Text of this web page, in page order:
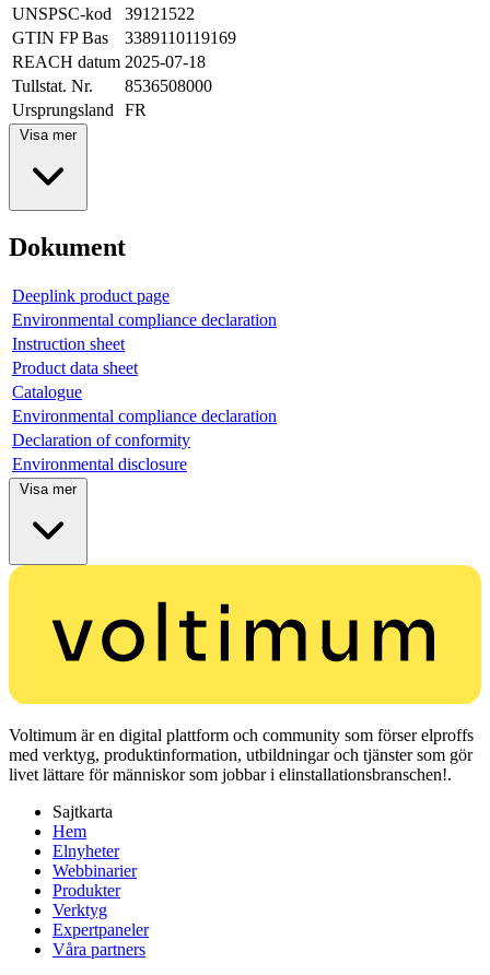
UNSPSC-kod
39121522
GTIN FP Bas
3389110119169
REACH datum 2025-07-18
Tullstat. Nr.
8536508000
Ursprungsland
FR
Visa mer
Dokument
Deeplink product page
Environmental compliance declaration
Instruction sheet
Product data sheet
Catalogue
Environmental compliance declaration
Declaration of conformity
Environmental disclosure
Visa mer
Voltimum är en digital plattform och community som förser elproffs
med verktyg, produktinformation, utbildningar och tjänster som gör
livet lättare för människor som jobbar i elinstallationsbranschen!.
Sajtkarta
Hem
Elnyheter
Webbinarier
Produkter
Verktyg
Expertpaneler
Våra partners